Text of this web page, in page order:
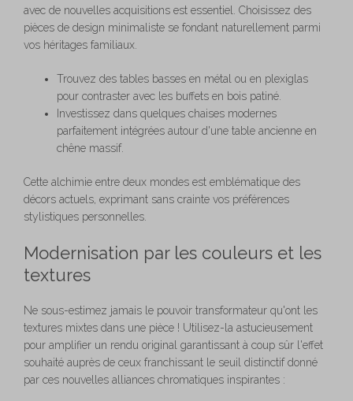
avec de nouvelles acquisitions est essentiel. Choisissez des
pièces de design minimaliste se fondant naturellement parmi
vos héritages familiaux.
Trouvez des tables basses en métal ou en plexiglas
pour contraster avec les buffets en bois patiné.
Investissez dans quelques chaises modernes
parfaitement intégrées autour d'une table ancienne en
chêne massif.
Cette alchimie entre deux mondes est emblématique des
décors actuels, exprimant sans crainte vos préférences
stylistiques personnelles.
Modernisation par les couleurs et les
textures
Ne sous-estimez jamais le pouvoir transformateur qu'ont les
textures mixtes dans une pièce ! Utilisez-la astucieusement
pour amplifier un rendu original garantissant à coup sûr l'effet
souhaité auprès de ceux franchissant le seuil distinctif donné
par ces nouvelles alliances chromatiques inspirantes :